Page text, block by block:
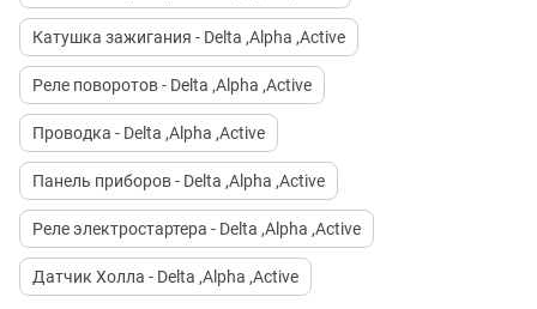
Катушка зажигания - Delta ,Alpha ,Active
Реле поворотов - Delta ,Alpha ,Active
Проводка - Delta ,Alpha ,Active
Панель приборов - Delta ,Alpha ,Active
Реле электростартера - Delta ,Alpha ,Active
Датчик Холла - Delta ,Alpha ,Active